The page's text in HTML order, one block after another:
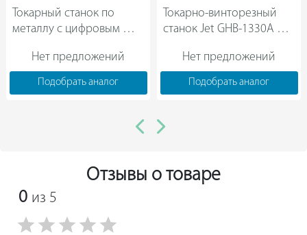
Токарный станок по
металлу с цифровым
1000PV 25015008
Нет предложений
Подобрать аналог
Токарно-винторезный
станок Jet GHB-1330A
Нет предложений
Подобрать аналог
Отзывы о товаре
0 из 5